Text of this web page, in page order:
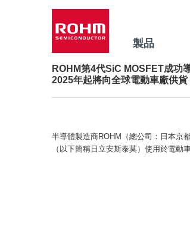
製品
ROHM第4代SiC MOSFET成功
2025年起將向全球電動車廠供
半導體製造商ROHM（總公司：日本京
（以下簡稱日立安斯泰莫）使用於電動